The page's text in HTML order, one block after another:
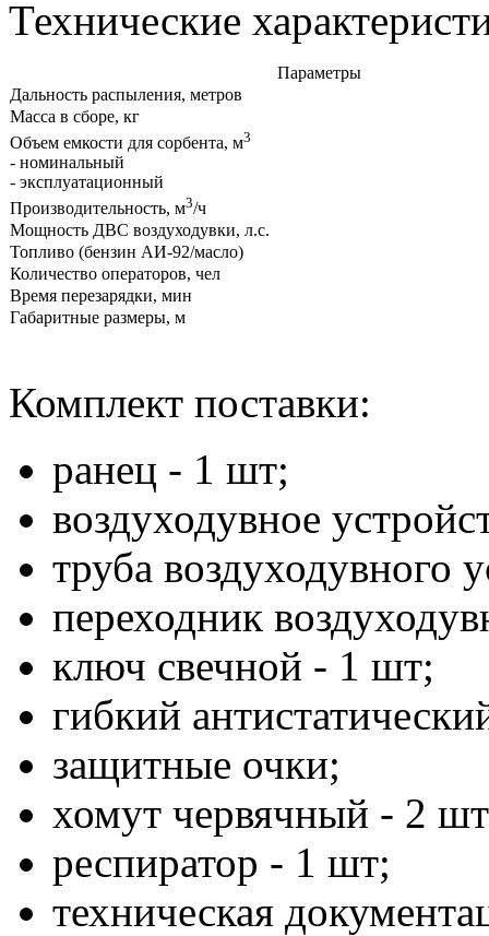
Технические
Параметры
Дальность распыления, метров
Масса в сборе, кг
Объем емкости для сорбента, м3
- номинальный
- эксплуатационный
Производительность, м3/ч
Мощность ДВС воздуходувки, л.с.
Топливо (бензин АИ-92/масло)
Количество операторов, чел
Время перезарядки, мин
Габаритные размеры, м
Комплект поставки:
ранец - 1 шт;
воздуходувное
труба воздуходувного
переходник
ключ свечной - 1 шт;
гибкий
защитные очки;
хомут червячный - 2
респиратор - 1 шт;
техническая